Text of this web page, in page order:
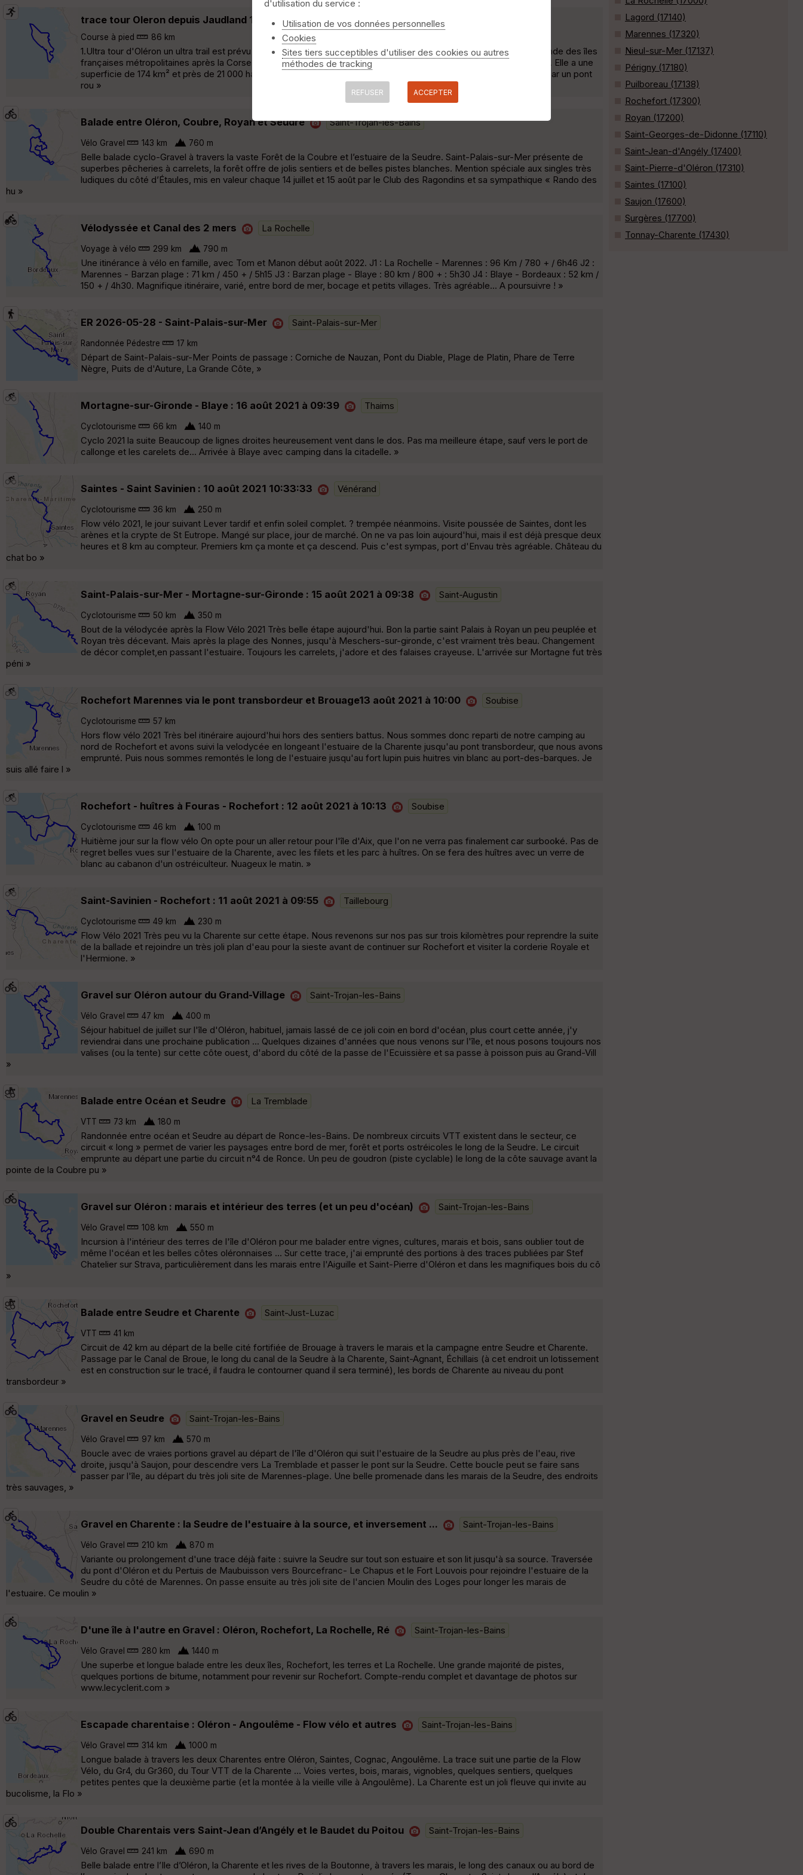
trace tour Oleron depuis Jaudland 133 chemin des Beaux Noms Saint-Georges-d'Oléron
Course à pied 86 km
1.Ultra tour d'Oléron un ultra trail est prévu en avrl 2024 et un marathon juste avant en mars 2024. 2.C'est la plus grande des îles
françaises métropolitaines après la Corse, avec ses 35 km de long sur 12 km de large (dans la plus grande largeur). Elle a une
superficie de 174 km² et près de 21 000 habitants permanents. Depuis le 19 mars 1966, elle est reliée au continent par un pont
rou »
Balade entre Oléron, Coubre, Royan et Seudre Saint-Trojan-les-Bains
Vélo Gravel 143 km 760 m
Belle balade cyclo-Gravel à travers la vaste Forêt de la Coubre et l’estuaire de la Seudre. Saint-Palais-sur-Mer présente de
superbes pêcheries à carrelets, la forêt offre de jolis sentiers et de belles pistes blanches. Mention spéciale aux singles très
ludiques du côté d’Étaules, mis en valeur chaque 14 juillet et 15 août par le Club des Ragondins et sa sympathique « Rando des
hu »
Vélodyssée et Canal des 2 mers La Rochelle
Voyage à vélo 299 km 790 m
Une itinérance à vélo en famille, avec Tom et Manon début août 2022. J1 : La Rochelle - Marennes : 96 Km / 780 + / 6h46 J2 :
Marennes - Barzan plage : 71 km / 450 + / 5h15 J3 : Barzan plage - Blaye : 80 km / 800 + : 5h30 J4 : Blaye - Bordeaux : 52 km /
150 + / 4h30. Magnifique itinéraire, varié, entre bord de mer, bocage et petits villages. Très agréable... A poursuivre ! »
ER 2026-05-28 - Saint-Palais-sur-Mer Saint-Palais-sur-Mer
Randonnée Pédestre 17 km
Départ de Saint-Palais-sur-Mer Points de passage : Corniche de Nauzan, Pont du Diable, Plage de Platin, Phare de Terre
Nègre, Puits de d'Auture, La Grande Côte, »
Mortagne-sur-Gironde - Blaye : 16 août 2021 à 09:39 Thaims
Cyclotourisme 66 km 140 m
Cyclo 2021 la suite Beaucoup de lignes droites heureusement vent dans le dos. Pas ma meilleure étape, sauf vers le port de
callonge et les carelets de... Arrivée à Blaye avec camping dans la citadelle. »
Saintes - Saint Savinien : 10 août 2021 10:33:33 Vénérand
Cyclotourisme 36 km 250 m
Flow vélo 2021, le jour suivant Lever tardif et enfin soleil complet. ? trempée néanmoins. Visite poussée de Saintes, dont les
arènes et la crypte de St Eutrope. Mangé sur place, jour de marché. On ne va pas loin aujourd'hui, mais il est déjà presque deux
heures et 8 km au compteur. Premiers km ça monte et ça descend. Puis c'est sympas, port d'Envau très agréable. Château du
chat bo »
Saint-Palais-sur-Mer - Mortagne-sur-Gironde : 15 août 2021 à 09:38 Saint-Augustin
Cyclotourisme 50 km 350 m
Bout de la vélodycée après la Flow Vélo 2021 Très belle étape aujourd'hui. Bon la partie saint Palais à Royan un peu peuplée et
Royan très décevant. Mais après la plage des Nonnes, jusqu'à Meschers-sur-gironde, c'est vraiment très beau. Changement
de décor complet,en passant l'estuaire. Toujours les carrelets, j'adore et des falaises crayeuse. L'arrivée sur Mortagne fut très
péni »
Rochefort Marennes via le pont transbordeur et Brouage13 août 2021 à 10:00 Soubise
Cyclotourisme 57 km
Hors flow vélo 2021 Très bel itinéraire aujourd'hui hors des sentiers battus. Nous sommes donc reparti de notre camping au
nord de Rochefort et avons suivi la velodycée en longeant l'estuaire de la Charente jusqu'au pont transbordeur, que nous avons
emprunté. Puis nous sommes remontés le long de l'estuaire jusqu'au fort lupin puis huitres vin blanc au port-des-barques. Je
suis allé faire l »
Rochefort - huîtres à Fouras - Rochefort : 12 août 2021 à 10:13 Soubise
Cyclotourisme 46 km 100 m
Huitième jour sur la flow vélo On opte pour un aller retour pour l'île d'Aix, que l'on ne verra pas finalement car surbooké. Pas de
regret belles vues sur l'estuaire de la Charente, avec les filets et les parc à huîtres. On se fera des huîtres avec un verre de
blanc au cabanon d'un ostréiculteur. Nuageux le matin. »
Saint-Savinien - Rochefort : 11 août 2021 à 09:55 Taillebourg
Cyclotourisme 49 km 230 m
Flow Vélo 2021 Très peu vu la Charente sur cette étape. Nous revenons sur nos pas sur trois kilomètres pour reprendre la suite
de la ballade et rejoindre un très joli plan d'eau pour la sieste avant de continuer sur Rochefort et visiter la corderie Royale et
l'Hermione. »
Gravel sur Oléron autour du Grand-Village Saint-Trojan-les-Bains
Vélo Gravel 47 km 400 m
Séjour habituel de juillet sur l'île d'Oléron, habituel, jamais lassé de ce joli coin en bord d'océan, plus court cette année, j'y
reviendrai dans une prochaine publication ... Quelques dizaines d'années que nous venons sur l'île, et nous posons toujours nos
valises (ou la tente) sur cette côte ouest, d'abord du côté de la passe de l'Ecuissière et sa passe à poisson puis au Grand-Vill
»
Balade entre Océan et Seudre La Tremblade
VTT 73 km 180 m
Randonnée entre océan et Seudre au départ de Ronce-les-Bains. De nombreux circuits VTT existent dans le secteur, ce
circuit « long » permet de varier les paysages entre bord de mer, forêt et ports ostréicoles le long de la Seudre. Le circuit
emprunte au départ une partie du circuit n°4 de Ronce. Un peu de goudron (piste cyclable) le long de la côte sauvage avant la
pointe de la Coubre pu »
Gravel sur Oléron : marais et intérieur des terres (et un peu d'océan) Saint-Trojan-les-Bains
Vélo Gravel 108 km 550 m
Incursion à l'intérieur des terres de l'île d'Oléron pour me balader entre vignes, cultures, marais et bois, sans oublier tout de
même l'océan et les belles côtes oléronnaises ... Sur cette trace, j'ai emprunté des portions à des traces publiées par Stef
Chatelier sur Strava, particulièrement dans les marais entre l'Aiguille et Saint-Pierre d'Oléron et dans les magnifiques bois du cô
»
Balade entre Seudre et Charente Saint-Just-Luzac
VTT 41 km
Circuit de 42 km au départ de la belle cité fortifiée de Brouage à travers le marais et la campagne entre Seudre et Charente.
Passage par le Canal de Broue, le long du canal de la Seudre à la Charente, Saint-Agnant, Échillais (à cet endroit un lotissement
est en construction sur le tracé, il faudra le contourner quand il sera terminé), les bords de Charente au niveau du pont
transbordeur »
Gravel en Seudre Saint-Trojan-les-Bains
Vélo Gravel 97 km 570 m
Boucle avec de vraies portions gravel au départ de l'île d'Oléron qui suit l'estuaire de la Seudre au plus près de l'eau, rive
droite, jusqu'à Saujon, pour descendre vers La Tremblade et passer le pont sur la Seudre. Cette boucle peut se faire sans
passer par l'île, au départ du très joli site de Marennes-plage. Une belle promenade dans les marais de la Seudre, des endroits
très sauvages, »
Gravel en Charente : la Seudre de l'estuaire à la source, et inversement ... Saint-Trojan-les-Bains
Vélo Gravel 210 km 870 m
Variante ou prolongement d'une trace déjà faite : suivre la Seudre sur tout son estuaire et son lit jusqu'à sa source. Traversée
du pont d'Oléron et du Pertuis de Maubuisson vers Bourcefranc- Le Chapus et le Fort Louvois pour rejoindre l'estuaire de la
Seudre du côté de Marennes. On passe ensuite au très joli site de l'ancien Moulin des Loges pour longer les marais de
l'estuaire. Ce moulin »
D'une île à l'autre en Gravel : Oléron, Rochefort, La Rochelle, Ré Saint-Trojan-les-Bains
Vélo Gravel 280 km 1440 m
Une superbe et longue balade entre les deux îles, Rochefort, les terres et La Rochelle. Une grande majorité de pistes,
quelques portions de bitume, notamment pour revenir sur Rochefort. Compte-rendu complet et davantage de photos sur
www.lecyclerit.com »
Escapade charentaise : Oléron - Angoulême - Flow vélo et autres Saint-Trojan-les-Bains
Vélo Gravel 314 km 1000 m
Longue balade à travers les deux Charentes entre Oléron, Saintes, Cognac, Angoulême. La trace suit une partie de la Flow
Vélo, du Gr4, du Gr360, du Tour VTT de la Charente … Voies vertes, bois, marais, vignobles, quelques sentiers, quelques
petites pentes que la deuxième partie (et la montée à la vieille ville à Angoulême). La Charente est un joli fleuve qui invite au
bucolisme, la Flo »
Double Charentais vers Saint-Jean d’Angély et le Baudet du Poitou Saint-Trojan-les-Bains
Vélo Gravel 241 km 690 m
Belle balade entre l’Ile d’Oléron, la Charente et les rives de la Boutonne, à travers les marais, le long des canaux ou au bord de
Lagord (17140)
Marennes (17320)
Nieul-sur-Mer (17137)
Périgny (17180)
Puilboreau (17138)
Rochefort (17300)
Royan (17200)
Saint-Georges-de-Didonne (17110)
Saint-Jean-d'Angély (17400)
Saint-Pierre-d'Oléron (17310)
Saintes (17100)
Saujon (17600)
Surgères (17700)
Tonnay-Charente (17430)
d'utilisation du service :
Utilisation de vos données personnelles
Cookies
Sites tiers succeptibles d'utiliser des cookies ou autres
méthodes de tracking
REFUSER ACCEPTER